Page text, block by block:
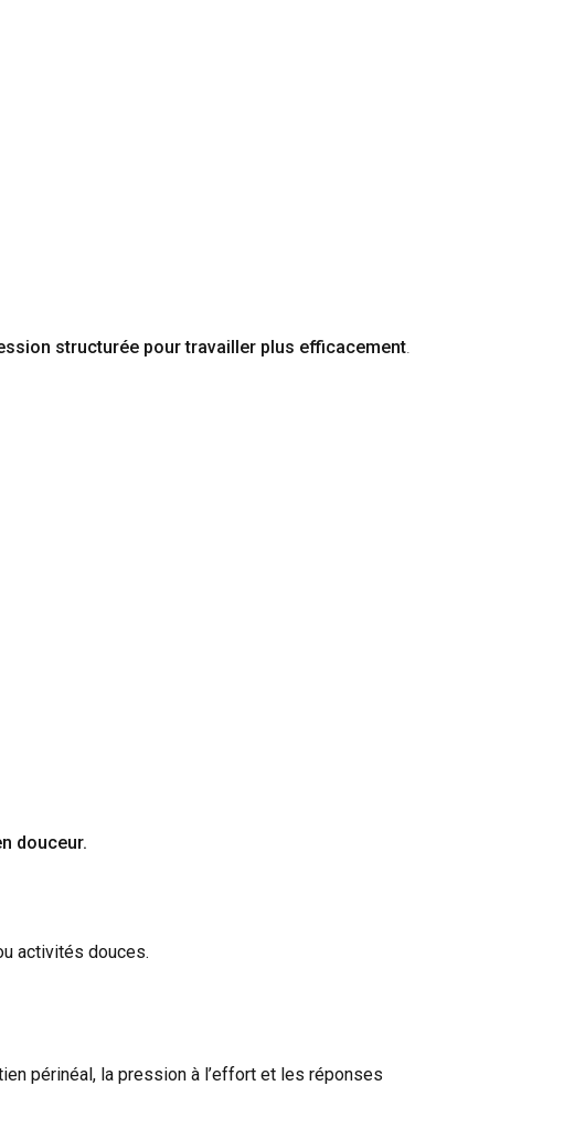
structurée pour travailler plus efficacement.
douceur.
activités douces.
périnéal, la pression à l’effort et les réponses